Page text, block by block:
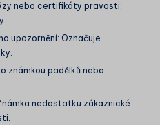
nebo certifikáty pravosti:
upozornění: Označuje
známkou padělků nebo
nedostatku zákaznické